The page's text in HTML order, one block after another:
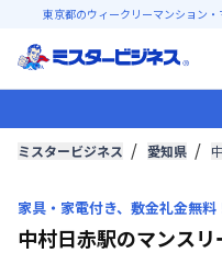
東京都のウィークリーマンション
ミスタービジネス 愛知県
家具・家電付き、敷金礼金無料
中村日赤駅のマンス